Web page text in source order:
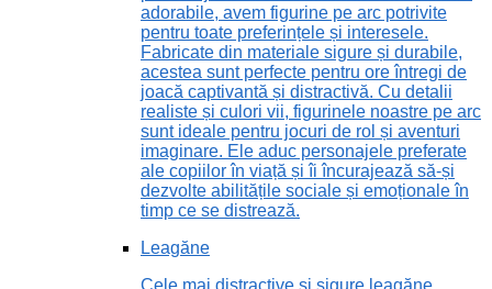
adorabile, avem figurine pe arc potrivite
pentru toate preferințele și interesele.
Fabricate din materiale sigure și durabile,
acestea sunt perfecte pentru ore întregi de
joacă captivantă și distractivă. Cu detalii
realiste și culori vii, figurinele noastre pe arc
sunt ideale pentru jocuri de rol și aventuri
imaginare. Ele aduc personajele preferate
ale copiilor în viață și îi încurajează să-și
dezvolte abilitățile sociale și emoționale în
timp ce se distrează.
Leagăne
Cele mai distractive și sigure leagăne